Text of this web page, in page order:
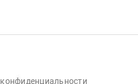
конфиденциальности